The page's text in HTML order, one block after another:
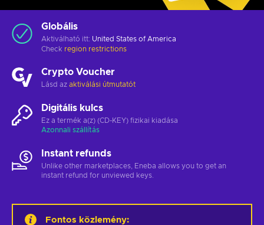
Globális
Aktiválható itt: United States of America
Check region restrictions
Crypto Voucher
Lásd az aktiválási útmutatót
Digitális kulcs
Ez a termék a(z) (CD-KEY) fizikai kiadása
Azonnali szállítás
Instant refunds
Unlike other marketplaces, Eneba allows you to get an
instant refund for unviewed keys.
Fontos közlemény: